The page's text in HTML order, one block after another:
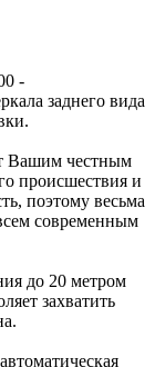
-
заднего вида
Вашим честным
происшествия и
поэтому весьма
современным
до 20 метром
захватить